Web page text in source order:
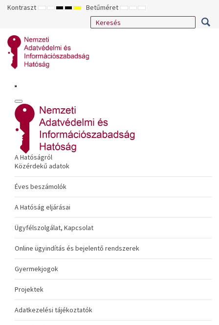
Kontraszt ALAPÉRTELMEZETT
ÉJSZAKAI
NAGY
KONTRASZTÚ
NAGY
KONTRASZTÚ
NAGY
KONTRASZTÚ
SÁRGA
FEKETE
Betűméret KISEBB
BETŰTÍPUS
ALAPÉRTELMEZETT
BETŰMÉRET
NAGYOBB
BETŰMÉRET
A Hatóságról
Közérdekű adatok
Éves beszámolók
A Hatóság eljárásai
Ügyfélszolgálat, Kapcsolat
Online ügyindítás és bejelentő rendszerek
Gyermekjogok
Projektek
Adatkezelési tájékoztatók